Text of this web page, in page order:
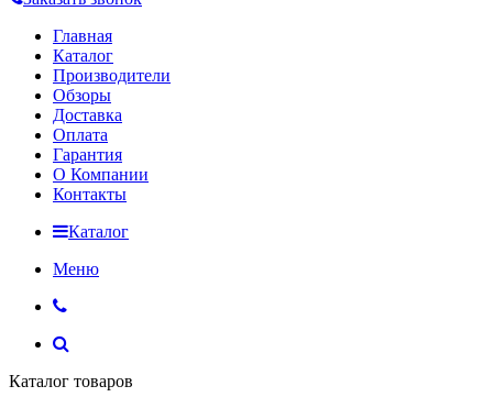
Главная
Каталог
Производители
Обзоры
Доставка
Оплата
Гарантия
О Компании
Контакты
Каталог
Меню
Каталог товаров